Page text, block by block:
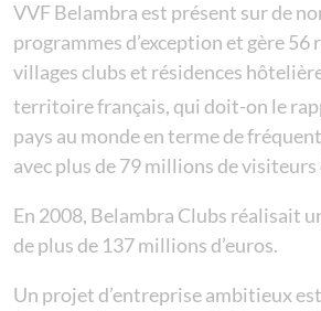
VVF Belambra est présent sur de
programmes d’exception et gère 56
villages clubs et résidences
territoire français, qui doit-on le
pays au monde en terme de
avec plus de 79 millions de
En 2008, Belambra Clubs réalisait
de plus de 137 millions d’euros.
Un projet d’entreprise ambitieux